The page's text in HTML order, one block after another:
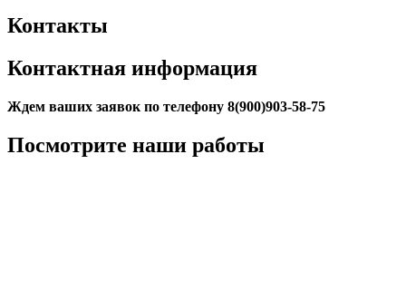
Контакты
Контактная информация
Ждем ваших заявок по телефону 8(900)903-58-75
Посмотрите наши работы